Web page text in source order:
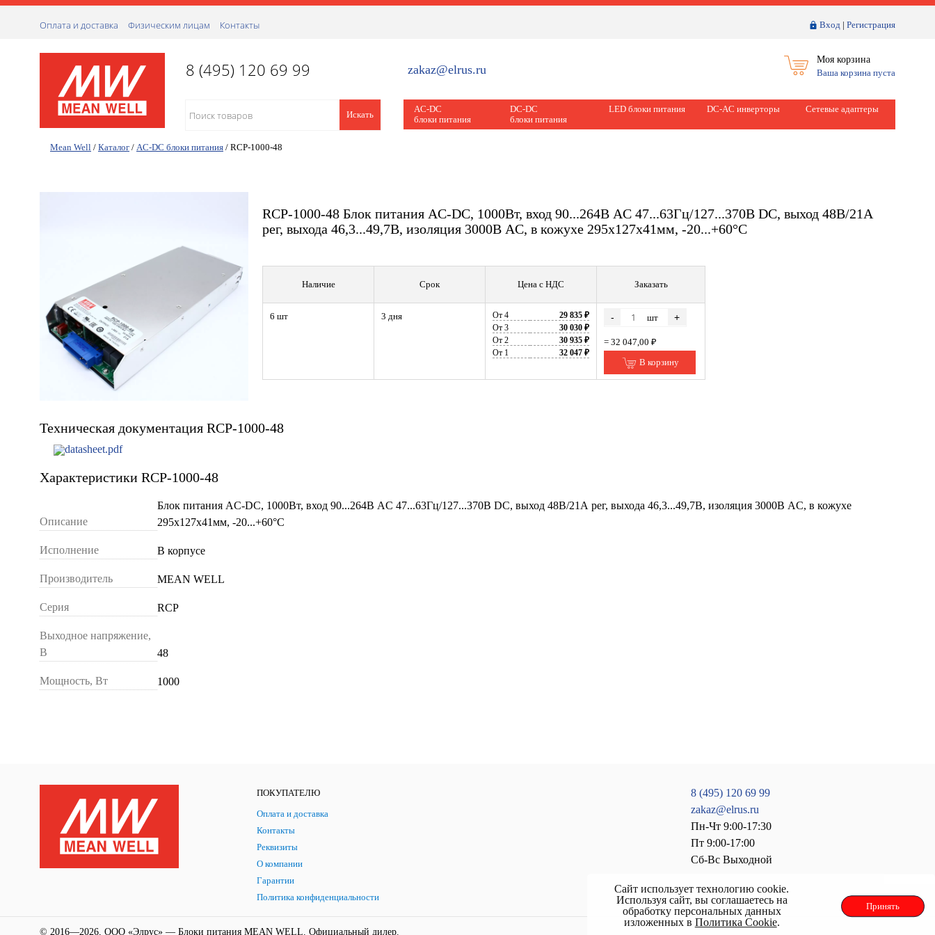
Вход | Регистрация
Оплата и доставка Физическим лицам Контакты
8 (495) 120 69 99 zakaz@elrus.ru
Моя корзина
Ваша корзина пуста
Искать
AC-DC
блоки питания
DC-DC
блоки питания
LED блоки питания DC-AC инверторы Сетевые адаптеры
Mean Well / Каталог / AC-DC блоки питания / RCP-1000-48
RCP-1000-48 Блок питания AC-DC, 1000Вт, вход 90...264В AC 47...63Гц/127...370В DC, выход 48В/21А
рег, выхода 46,3...49,7В, изоляция 3000В AC, в кожухе 295х127х41мм, -20...+60°С
Наличие Срок Цена с НДС Заказать
6 шт 3 дня От 4
29 835 ₽
От 3
30 030 ₽
От 2
30 935 ₽
От 1
32 047 ₽
- шт +
= 32 047,00 ₽
В корзину
Техническая документация RCP-1000-48
datasheet.pdf
Характеристики RCP-1000-48
Описание
Блок питания AC-DC, 1000Вт, вход 90...264В AC 47...63Гц/127...370В DC, выход 48В/21А рег, выхода 46,3...49,7В, изоляция 3000В AC, в кожухе
295х127х41мм, -20...+60°С
Исполнение В корпусе
Производитель MEAN WELL
Серия RCP
Выходное напряжение,
В
48
Мощность, Вт 1000
ПОКУПАТЕЛЮ
Оплата и доставка
Контакты
Реквизиты
О компании
Гарантии
Политика конфиденциальности
8 (495) 120 69 99
zakaz@elrus.ru
Пн-Чт 9:00-17:30
Пт 9:00-17:00
Сб-Вс Выходной
© 2016—2026, ООО «Элрус» — Блоки питания MEAN WELL. Официальный дилер.
Сайт использует технологию cookie.
Используя сайт, вы соглашаетесь на
обработку персональных данных
изложенных в Политика Cookie.
Принять